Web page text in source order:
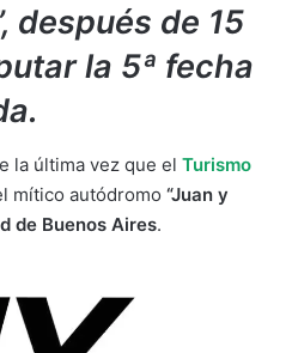
después de 15
la 5ª fecha
la última vez que el Turismo
mítico autódromo “Juan y
de Buenos Aires.